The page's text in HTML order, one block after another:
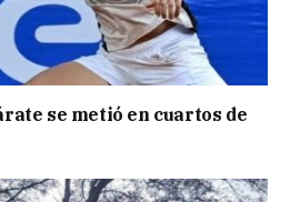
se metió en cuartos de